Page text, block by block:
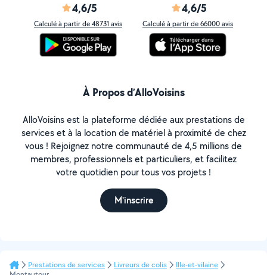
4,6/5
Calculé à partir de 48731 avis
4,6/5
Calculé à partir de 66000 avis
À Propos d’AlloVoisins
AlloVoisins est la plateforme dédiée aux prestations de
services et à la location de matériel à proximité de chez
vous ! Rejoignez notre communauté de 4,5 millions de
membres, professionnels et particuliers, et facilitez
votre quotidien pour tous vos projets !
M'inscrire
Prestations de services Livreurs de colis
Ille-et-vilaine